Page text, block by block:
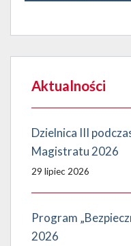
Aktualności
Dzielnica III
Magistratu 2026
29 lipiec 2026
Program
2026